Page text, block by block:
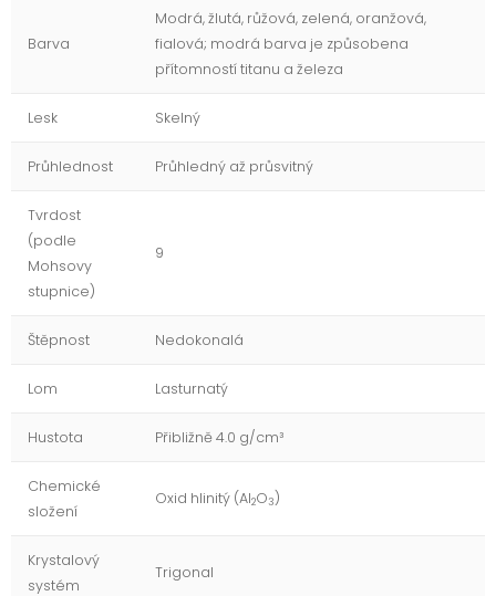
Barva
Modrá, žlutá, růžová, zelená, oranžová,
fialová; modrá barva je způsobena
přítomností titanu a železa
Lesk Skelný
Průhlednost Průhledný až průsvitný
Tvrdost
(podle
Mohsovy
stupnice)
9
Štěpnost Nedokonalá
Lom Lasturnatý
Hustota Přibližně 4.0 g/cm³
Chemické
složení
Oxid hlinitý (Al2O3)
Krystalový
systém
Trigonal